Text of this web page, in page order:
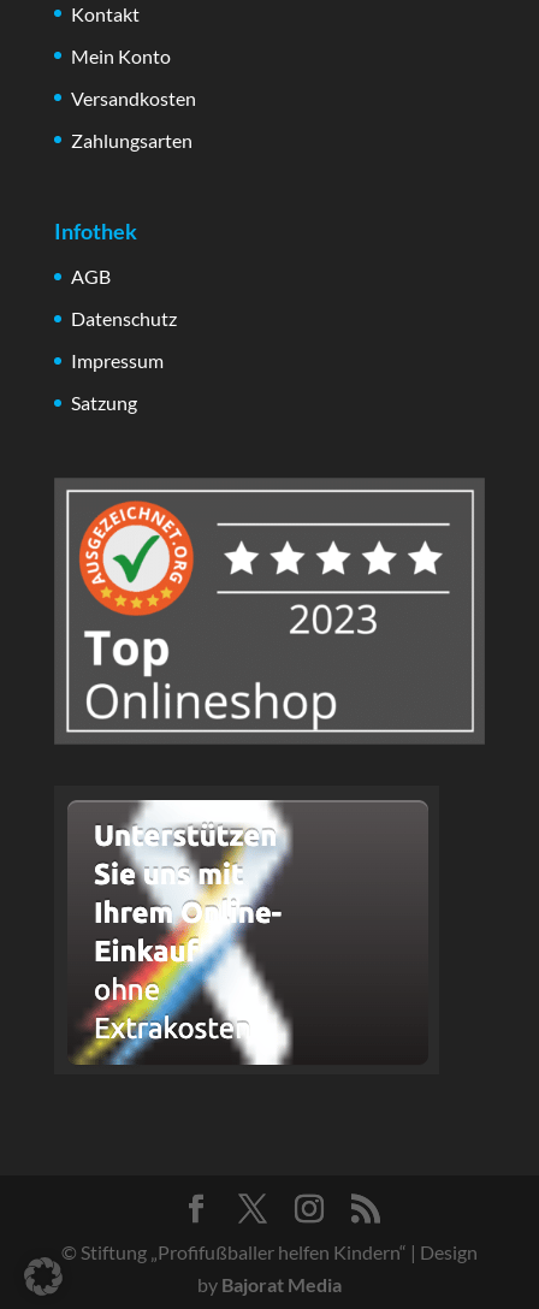
Kontakt
Mein Konto
Versandkosten
Zahlungsarten
Infothek
AGB
Datenschutz
Impressum
Satzung
© Stiftung „Profifußballer helfen Kindern“ | Design
by Bajorat Media